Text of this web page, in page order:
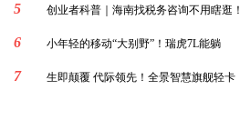
5 创业者科普｜海南找税务咨询不用瞎逛！
6 小年轻的移动“大别野”！瑞虎7L能躺
7 生即颠覆 代际领先！全景智慧旗舰轻卡